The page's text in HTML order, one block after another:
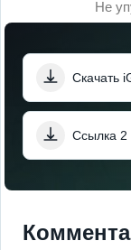
Не
Скачать
Ссылка 2